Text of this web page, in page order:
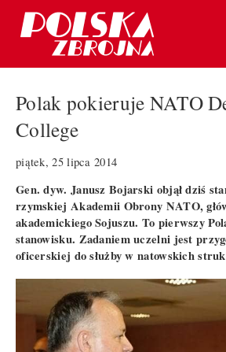
Polak pokieruje NATO
College
piątek, 25 lipca 2014
Gen. dyw. Janusz Bojarski objął dziś
rzymskiej Akademii Obrony NATO,
akademickiego Sojuszu. To pierwszy
stanowisku. Zadaniem uczelni jest
oficerskiej do służby w natowskich